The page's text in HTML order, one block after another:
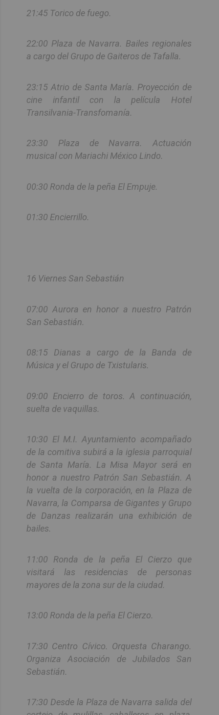
21:45 Torico de fuego.
22:00 Plaza de Navarra. Bailes regionales
a cargo del Grupo de Gaiteros de Tafalla.
23:15 Atrio de Santa María. Proyección de
cine infantil con la película Hotel
Transilvania-Transfomanía.
23:30 Plaza de Navarra. Actuación
musical con Mariachi México Lindo.
00:30 Ronda de la peña El Empuje.
01:30 Encierrillo.
16 Viernes San Sebastián
07:00 Aurora en honor a nuestro Patrón
San Sebastián.
08:15 Dianas a cargo de la Banda de
Música y el Grupo de Txistularis.
09:00 Encierro de toros. A continuación,
suelta de vaquillas.
10:30 El M.I. Ayuntamiento acompañado
de la comitiva subirá a la iglesia parroquial
de Santa María. La Misa Mayor será en
honor a nuestro Patrón San Sebastián. A
la vuelta de la corporación, en la Plaza de
Navarra, la Comparsa de Gigantes y Grupo
de Danzas realizarán una exhibición de
bailes.
11:00 Ronda de la peña El Cierzo que
visitará las residencias de personas
mayores de la zona sur de la ciudad.
13:00 Ronda de la peña El Cierzo.
17:30 Centro Cívico. Orquesta Charango.
Organiza Asociación de Jubilados San
Sebastián.
17:30 Desde la Plaza de Navarra salida del